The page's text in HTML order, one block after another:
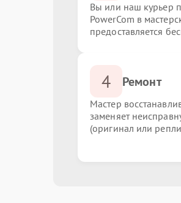
Вы или наш курьер
PowerCom в
предоставляется
4 Ремонт
Мастер
заменяет
(оригинал или